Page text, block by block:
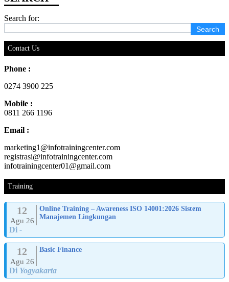
Search for:
Contact Us
Phone :
0274 3900 225
Mobile :
0811 266 1196
Email :
marketing1@infotrainingcenter.com
registrasi@infotrainingcenter.com
infotrainingcenter01@gmail.com
Training
12
Agu 26
Online Training – Awareness ISO 14001:2026 Sistem
Manajemen Lingkungan
Di -
12
Agu 26
Basic Finance
Di Yogyakarta